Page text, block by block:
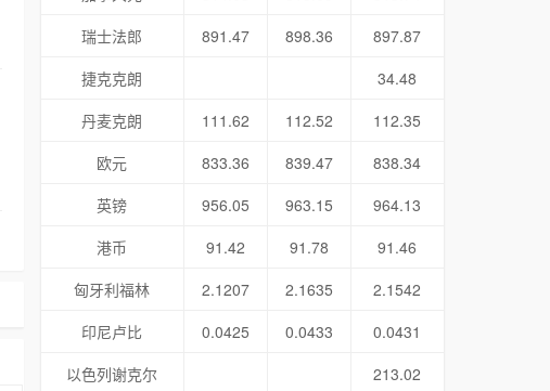
瑞士法郎
891.47 898.36
897.87
捷克克朗
34.48
丹麦克朗
111.62 112.52
112.35
欧元
833.36 839.47
838.34
英镑
956.05 963.15
964.13
港币
91.42 91.78
91.46
匈牙利福林
2.1207 2.1635
2.1542
印尼卢比
0.0425 0.0433
0.0431
以色列谢克尔
213.02